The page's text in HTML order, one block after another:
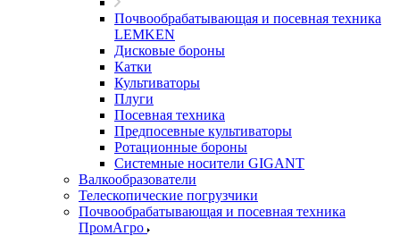
Почвообрабатывающая и посевная техника
LEMKEN
Дисковые бороны
Катки
Культиваторы
Плуги
Посевная техника
Предпосевные культиваторы
Ротационные бороны
Системные носители GIGANT
Валкообразователи
Телескопические погрузчики
Почвообрабатывающая и посевная техника
ПромАгро